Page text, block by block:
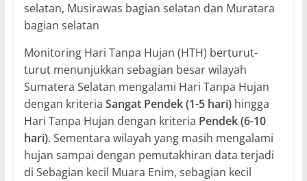
selatan, Musirawas bagian selatan dan Muratara
bagian selatan
Monitoring Hari Tanpa Hujan (HTH) berturut-
turut menunjukkan sebagian besar wilayah
Sumatera Selatan mengalami Hari Tanpa Hujan
dengan kriteria Sangat Pendek (1-5 hari)hingga
Hari Tanpa Hujan dengan kriteria Pendek (6-10
hari). Sementara wilayah yang masih mengalami
hujan sampai dengan pemutakhiran data terjadi
di Sebagian kecil Muara Enim, sebagian kecil